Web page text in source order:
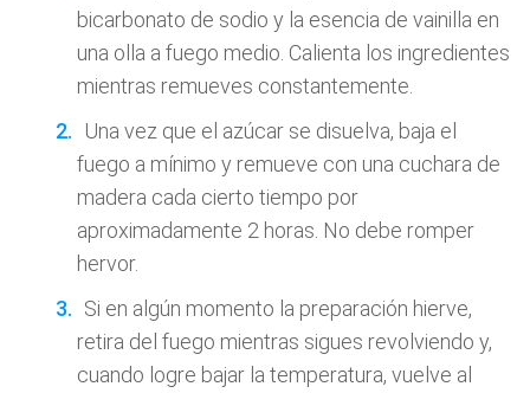
bicarbonato de sodio y la esencia de vainilla en
una olla a fuego medio. Calienta los ingredientes
mientras remueves constantemente.
Una vez que el azúcar se disuelva, baja el
fuego a mínimo y remueve con una cuchara de
madera cada cierto tiempo por
aproximadamente 2 horas. No debe romper
hervor.
Si en algún momento la preparación hierve,
retira del fuego mientras sigues revolviendo y,
cuando logre bajar la temperatura, vuelve al